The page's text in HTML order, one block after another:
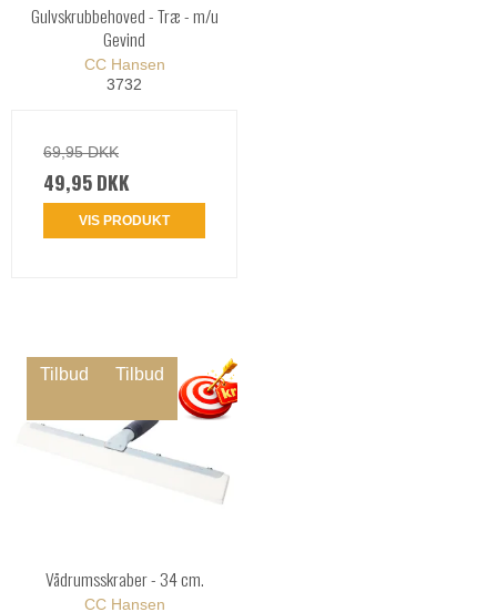
Gulvskrubbehoved - Træ - m/u
Gevind
CC Hansen
3732
69,95 DKK
49,95 DKK
VIS PRODUKT
Tilbud Tilbud
Vådrumsskraber - 34 cm.
CC Hansen